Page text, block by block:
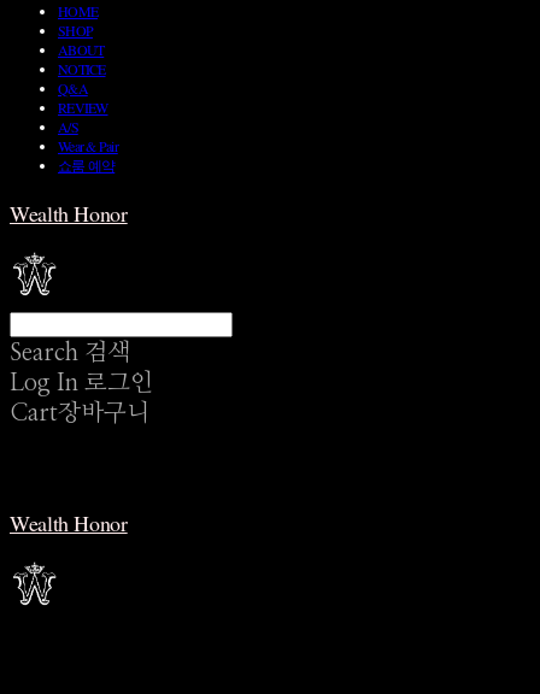
HOME
SHOP
ABOUT
NOTICE
Q&A
REVIEW
A/S
Wear & Pair
쇼룸 예약
Wealth Honor
Search 검색
Log In 로그인
Cart장바구니
Wealth Honor